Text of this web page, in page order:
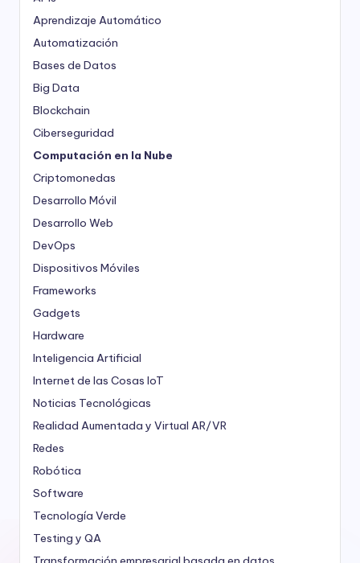
Aprendizaje Automático
Automatización
Bases de Datos
Big Data
Blockchain
Ciberseguridad
Computación en la Nube
Criptomonedas
Desarrollo Móvil
Desarrollo Web
DevOps
Dispositivos Móviles
Frameworks
Gadgets
Hardware
Inteligencia Artificial
Internet de las Cosas IoT
Noticias Tecnológicas
Realidad Aumentada y Virtual AR/VR
Redes
Robótica
Software
Tecnología Verde
Testing y QA